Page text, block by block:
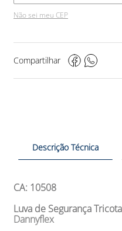
Não sei meu CEP
Compartilhar
Descrição Técnica
CA: 10508
Luva de Segurança
Dannyflex